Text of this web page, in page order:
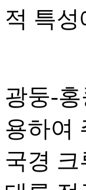
적 특
광둥-
용하여
국경